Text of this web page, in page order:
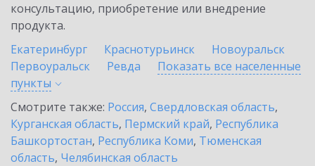
консультацию, приобретение или внедрение
продукта.
Екатеринбург
Краснотурьинск
Новоуральск
Первоуральск
Ревда
Показать все населенные
пункты
Смотрите также: Россия, Свердловская область,
Курганская область, Пермский край, Республика
Башкортостан, Республика Коми, Тюменская
область, Челябинская область